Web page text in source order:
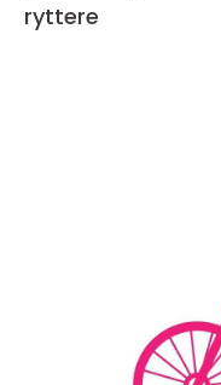
ryttere